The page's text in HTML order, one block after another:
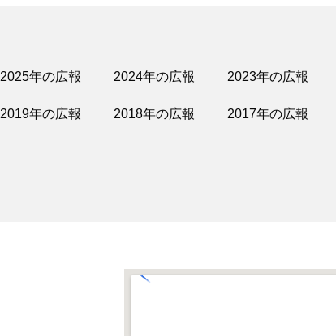
2025年の広報 2024年の広報 2023年の広報
2019年の広報 2018年の広報 2017年の広報